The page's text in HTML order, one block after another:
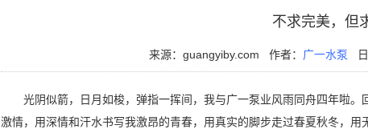
不求完美，但
来源：guangyiby.com 作者： 广一水泵
光阴似箭，日月如梭，弹指一挥间，我与广一泵业风雨同舟四年啦。
激情，用深情和汗水书写我激昂的青春，用真实的脚步走过春夏秋冬，